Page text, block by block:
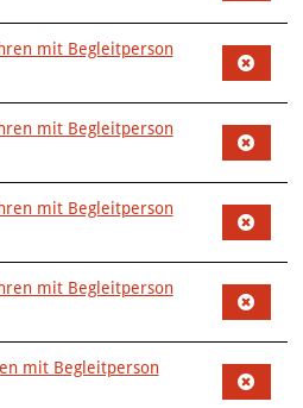
mit Begleitperson
mit Begleitperson
mit Begleitperson
mit Begleitperson
mit Begleitperson